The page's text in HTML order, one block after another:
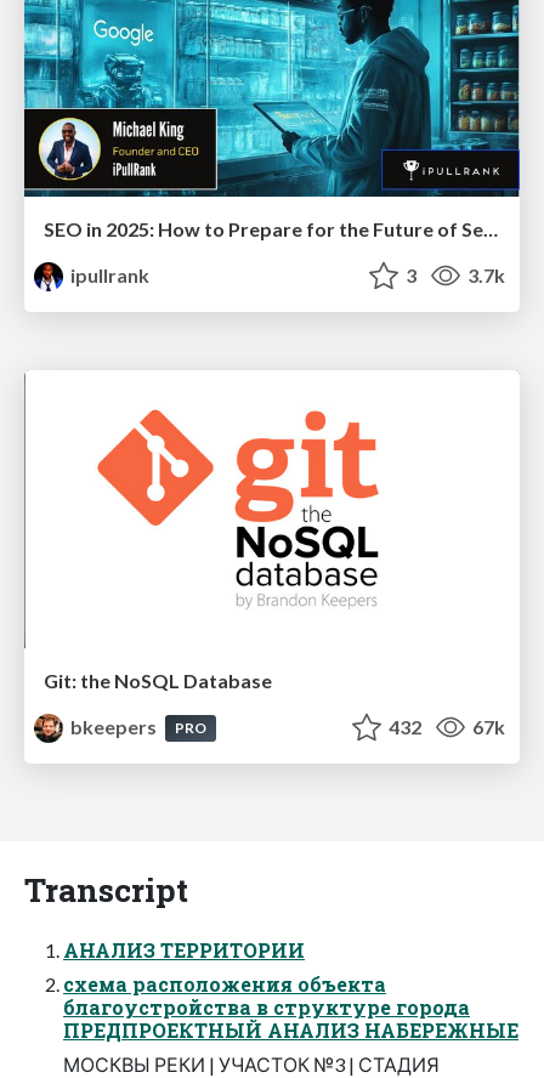
SEO in 2025: How to Prepare for the Future of Search
ipullrank
3 3.7k
Git: the NoSQL Database
bkeepers
PRO 432 67k
Transcript
АНАЛИЗ ТЕРРИТОРИИ
схема расположения объекта
благоустройства в структуре города
ПРЕДПРОЕКТНЫЙ АНАЛИЗ НАБЕРЕЖНЫЕ
МОСКВЫ РЕКИ | УЧАСТОК №3 | СТАДИЯ